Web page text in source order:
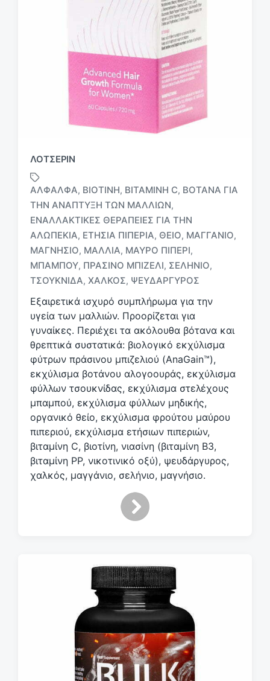
ΛΟΤΣΕΡΊΝ
Μ
ε
ε
κ
έ
α
ΑΛΦΆΛΦΑ, ΒΙΟΤΊΝΗ, ΒΙΤΑΜΊΝΗ C, ΒΌΤΑΝΑ ΓΙΑ
ΤΗΝ ΑΝΆΠΤΥΞΗ ΤΩΝ ΜΑΛΛΙΏΝ,
ΕΝΑΛΛΑΚΤΙΚΈΣ ΘΕΡΑΠΕΊΕΣ ΓΙΑ ΤΗΝ
ΑΛΩΠΕΚΊΑ, ΕΤΉΣΙΑ ΠΙΠΕΡΙΆ, ΘΕΊΟ, ΜΑΓΓΆΝΙΟ,
ΜΑΓΝΉΣΙΟ, ΜΑΛΛΙΆ, ΜΑΎΡΟ ΠΙΠΈΡΙ,
ΜΠΑΜΠΟΎ, ΠΡΆΣΙΝΟ ΜΠΙΖΈΛΙ, ΣΕΛΉΝΙΟ,
ΤΣΟΥΚΝΊΔΑ, ΧΑΛΚΌΣ, ΨΕΥΔΆΡΓΥΡΟΣ
Εξαιρετικά ισχυρό συμπλήρωμα για την
υγεία των μαλλιών. Προορίζεται για
γυναίκες. Περιέχει τα ακόλουθα βότανα και
θρεπτικά συστατικά: βιολογικό εκχύλισμα
φύτρων πράσινου μπιζελιού (AnaGain™),
εκχύλισμα βοτάνου αλογοουράς, εκχύλισμα
φύλλων τσουκνίδας, εκχύλισμα στελέχους
μπαμπού, εκχύλισμα φύλλων μηδικής,
οργανικό θείο, εκχύλισμα φρούτου μαύρου
πιπεριού, εκχύλισμα ετήσιων πιπεριών,
βιταμίνη C, βιοτίνη, νιασίνη (βιταμίνη Β3,
βιταμίνη PP, νικοτινικό οξύ), ψευδάργυρος,
χαλκός, μαγγάνιο, σελήνιο, μαγνήσιο.